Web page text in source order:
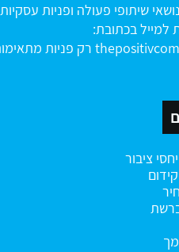
שיתופי פעולה ופניות
למייל בכתובת:
רק פניות
ציבור